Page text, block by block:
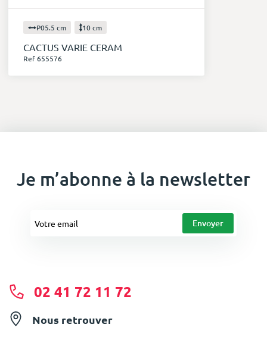
P05.5 cm 10 cm
CACTUS VARIE CERAM
Ref 655576
Je m’abonne à la newsletter
02 41 72 11 72
Nous retrouver